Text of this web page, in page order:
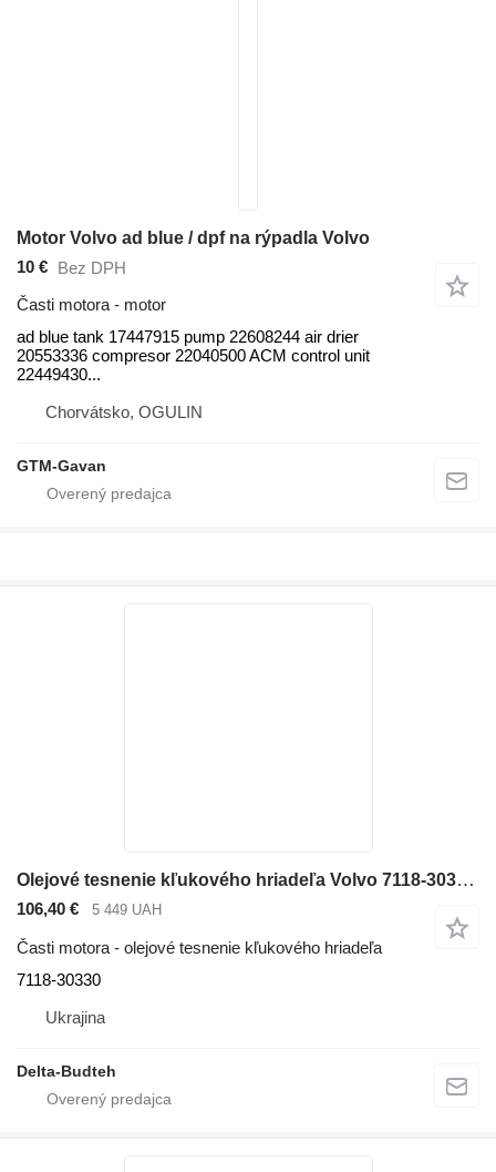
Motor Volvo ad blue / dpf na rýpadla Volvo
10 € Bez DPH
Časti motora - motor
ad blue tank 17447915 pump 22608244 air drier
20553336 compresor 22040500 ACM control unit
22449430...
Chorvátsko, OGULIN
GTM-Gavan
Olejové tesnenie kľukového hriadeľa Volvo 7118-30330 na rýpadla Volvo EC210 LC
106,40 € 5 449 UAH
Časti motora - olejové tesnenie kľukového hriadeľa
7118-30330
Ukrajina
Delta-Budteh